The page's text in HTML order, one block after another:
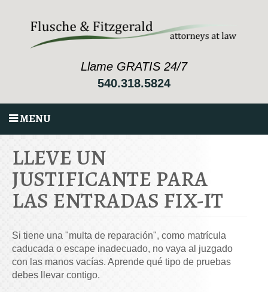
Llame GRATIS 24/7
540.318.5824
MENU
LLEVE UN
JUSTIFICANTE PARA
LAS ENTRADAS FIX-IT
Si tiene una "multa de reparación", como matrícula
caducada o escape inadecuado, no vaya al juzgado
con las manos vacías. Aprende qué tipo de pruebas
debes llevar contigo.